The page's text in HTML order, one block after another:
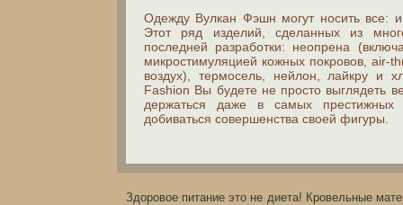
Одежду Вулкан Фэшн могут носить
Этот ряд изделий, сделанных из
последней разработки: неопрена
микростимуляцией кожных покровов, air-
воздух), термосель, нейлон, лайкру и
Fashion Вы будете не просто выглядеть
держаться даже в самых престижных
добиваться совершенства своей фигуры.
Здоровое питание это не диета! Кровельные